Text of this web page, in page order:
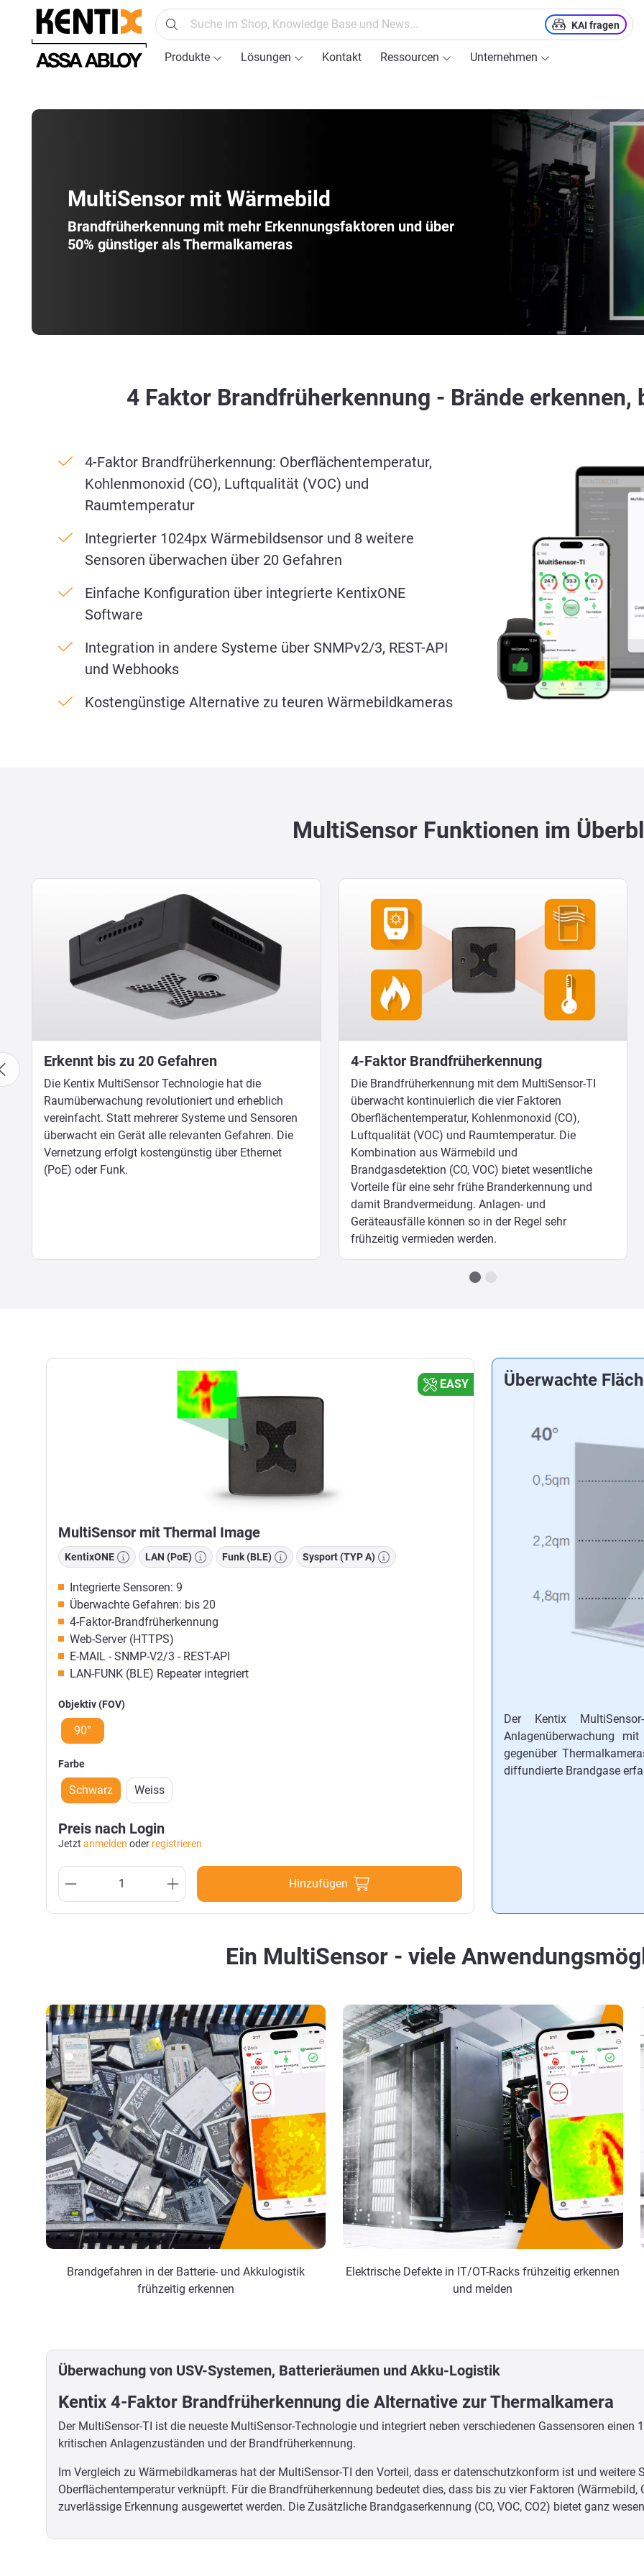
Zur Hauptnavigation springen
KAI fragen
Produkte Lösungen Kontakt Ressourcen Unternehmen
MultiSensor mit Wärmebild
Brand­früh­erkennung mit mehr Erkennungs­faktoren und über
50% günstiger als Thermalkameras
4 Faktor Brandfrüherkennung - Brände erkennen,
4-Faktor Brandfrüherkennung: Oberflächentemperatur,
Kohlenmonoxid (CO), Luftqualität (VOC) und
Raumtemperatur
Integrierter 1024px Wärmebildsensor und 8 weitere
Sensoren überwachen über 20 Gefahren
Einfache Konfiguration über integrierte KentixONE
Software
Integration in andere Systeme über SNMPv2/3, REST-API
und Webhooks
Kostengünstige Alternative zu teuren Wärmebildkameras
MultiSensor Funktionen im
Erkennt bis zu 20 Gefahren
Die Kentix MultiSensor Technologie hat die
Raumüberwachung revolutioniert und erheblich
vereinfacht. Statt mehrerer Systeme und Sensoren
überwacht ein Gerät alle relevanten Gefahren. Die
Vernetzung erfolgt kostengünstig über Ethernet
(PoE) oder Funk.
4-Faktor Brandfrüherkennung
Die Brandfrüherkennung mit dem MultiSensor-TI
überwacht kontinuierlich die vier Faktoren
Oberflächentemperatur, Kohlenmonoxid (CO),
Luftqualität (VOC) und Raumtemperatur. Die
Kombination aus Wärmebild und
Brandgasdetektion (CO, VOC) bietet wesentliche
Vorteile für eine sehr frühe Branderkennung und
damit Brandvermeidung. Anlagen- und
Geräteausfälle können so in der Regel sehr
frühzeitig vermieden werden.
EASY
MultiSensor mit Thermal Image
KentixONE LAN (PoE) Funk (BLE) Sysport (TYP A)
Integrierte Sensoren: 9
Überwachte Gefahren: bis 20
4-Faktor-Brandfrüherkennung
Web-Server (HTTPS)
E-MAIL - SNMP-V2/3 - REST-API
LAN-FUNK (BLE) Repeater integriert
Objektiv (FOV)
90°
Farbe
Schwarz Weiss
Preis nach Login
Jetzt anmelden oder registrieren
Hinzufügen
Überwachte
Der Kentix
Anlagenüberwachung
gegenüber
diffundierte Brandgase
Ein MultiSensor - viele
Brandgefahren in der Batterie- und Akkulogistik
frühzeitig erkennen
Elektrische Defekte in IT/OT-Racks frühzeitig erkennen
und melden
Überwachung von USV-Systemen, Batterieräumen und Akku-Logistik
Kentix 4-Faktor Brandfrüherkennung die Alternative zur Thermalkamera
Der MultiSensor-TI ist die neueste MultiSensor-Technologie und integriert neben verschiedenen Gassensoren
kritischen Anlagenzuständen und der Brandfrüherkennung.
Im Vergleich zu Wärmebildkameras hat der MultiSensor-TI den Vorteil, dass er datenschutzkonform ist und weitere
Oberflächentemperatur verknüpft. Für die Brandfrüherkennung bedeutet dies, dass bis zu vier Faktoren
zuverlässige Erkennung ausgewertet werden. Die Zusätzliche Brandgaserkennung (CO, VOC, CO2) bietet ganz